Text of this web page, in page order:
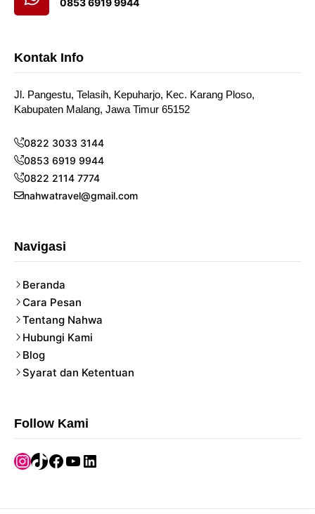
0853 6919 9944
Kontak Info
Jl. Pangestu, Telasih, Kepuharjo, Kec. Karang Ploso,
Kabupaten Malang, Jawa Timur 65152
0822 3033 3144
0853 6919 9944
0822 2114 7774
nahwatravel@gmail.com
Navigasi
Beranda
Cara Pesan
Tentang Nahwa
Hubungi Kami
Blog
Syarat dan Ketentuan
Follow Kami
Instagram
TikTok
Facebook
YouTube
LinkedIn